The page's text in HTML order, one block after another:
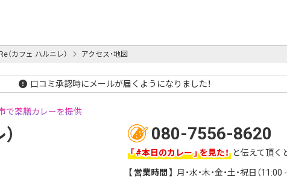
（カフェ ハルニレ） アクセス・地図
口コミ承認時にメールが届くようになりました！
で薬膳カレーを提供
080-7556-8620
#本日のカレー を見た！ と伝えて頂く
営業時間
月・水・木・金・土・祝日（